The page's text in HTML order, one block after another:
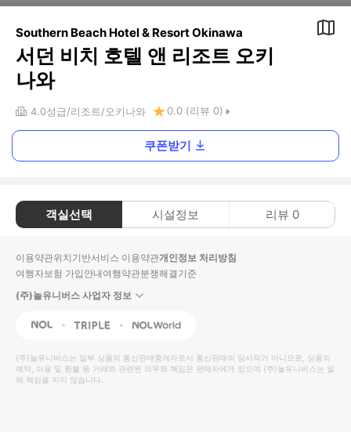
Southern Beach Hotel & Resort Okinawa
서던 비치 호텔 앤 리조트 오키
나와
4.0성급 리조트 오키나와 0.0 (리뷰 0)
쿠폰받기
객실선택 시설정보 리뷰 0
이용약관위치기반서비스 이용약관개인정보 처리방침
여행자보험 가입안내여행약관분쟁해결기준
(주)놀유니버스 사업자 정보
NOL Triple Interpark Global
(주)놀유니버스는 일부 상품의 통신판매중개자로서 통신판매의 당사자가 아니므로, 상품의
예약, 이용 및 환불 등 거래와 관련된 의무와 책임은 판매자에게 있으며 (주)놀유니버스는 일
체 책임을 지지 않습니다.